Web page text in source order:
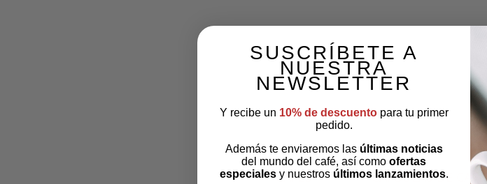
CAFÉS CÁPSULAS DE CAFÉ
SUSCRÍBETE A
NUESTRA
NEWSLETTER
Y recibe un 10% de descuentopara tu primer
pedido.
Además te enviaremos las últimas noticias
del mundo del café, así como ofertas
especialesy nuestros últimos lanzamientos.